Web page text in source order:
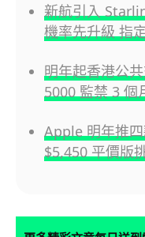
新航引入
機率先升級 指
明年起香港公
5000 監禁 3 個
Apple 明年推
$5,450 平價版